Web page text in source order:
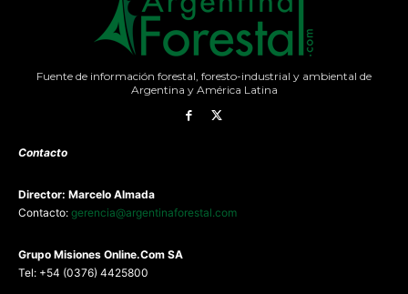
Fuente de información forestal, foresto-industrial y ambiental de
Argentina y América Latina
Contacto
Director: Marcelo Almada
Contacto: gerencia@argentinaforestal.com
Grupo Misiones Online.Com SA
Tel: +54 (0376) 4425800